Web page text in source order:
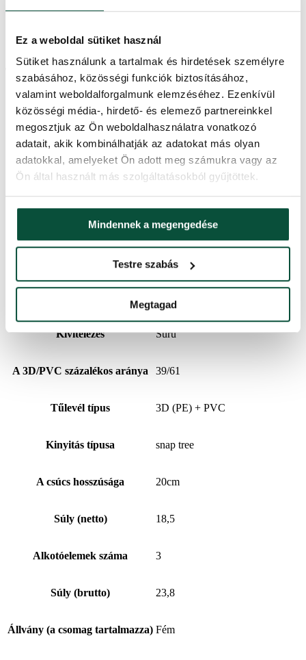
Ez a weboldal sütiket használ
Sütiket használunk a tartalmak és hirdetések személyre
szabásához, közösségi funkciók biztosításához,
valamint weboldalforgalmunk elemzéséhez. Ezenkívül
közösségi média-, hirdető- és elemező partnereinkkel
megosztjuk az Ön weboldalhasználatra vonatkozó
adatait, akik kombinálhatják az adatokat más olyan
adatokkal, amelyeket Ön adott meg számukra vagy az
Ön által használt más szolgáltatásokból gyűjtöttek.
Mindennek a megengedése
Testre szabás
Megtagad
egyszerűen összeszerelhető
minden karácsonyi dekorációhoz alkalmas
stabil fém állvány a csomag része
Termékparaméterek
Szállítási idő 2 nap
Ágak teljes száma 3152
3D ágak száma 1235
135 cm
Kivitelezés Sűrű
A 3D/PVC százalékos aránya 39/61
Tűlevél típus 3D (PE) + PVC
Kinyitás típusa snap tree
A csúcs hosszúsága 20cm
Súly (netto) 18,5
Alkotóelemek száma 3
Súly (brutto) 23,8
Állvány (a csomag tartalmazza) Fém